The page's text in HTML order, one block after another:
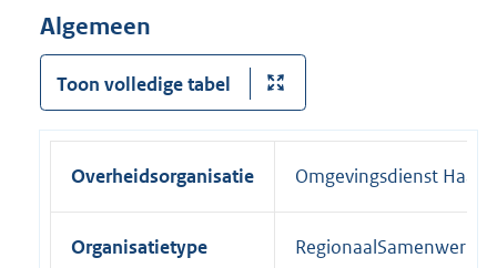
Algemeen
Toon volledige tabel
Overheidsorganisatie Omgevingsdienst
Organisatietype